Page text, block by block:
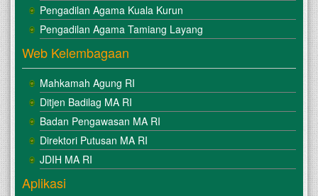
Pengadilan Agama Kuala Kurun
Pengadilan Agama Tamiang Layang
Web Kelembagaan
Mahkamah Agung RI
Ditjen Badilag MA RI
Badan Pengawasan MA RI
Direktori Putusan MA RI
JDIH MA RI
Aplikasi